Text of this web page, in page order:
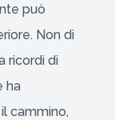
può
Non di
ricordi di
ha
cammino,